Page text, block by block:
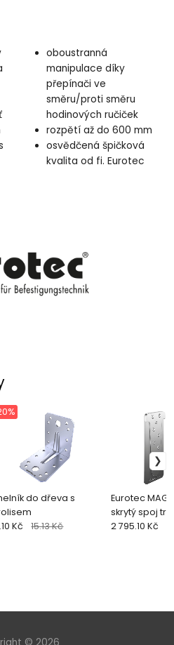
oboustranná
manipulace díky
přepínači ve
směru/proti směru
hodinových ručiček
rozpětí až do 600 mm
osvědčená špičková
kvalita od fi. Eurotec
do dřeva s
Kč 15.13 Kč
Eurotec
skrytý spoj
2 795.10 Kč